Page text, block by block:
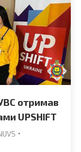
отримав
UPSHIFT